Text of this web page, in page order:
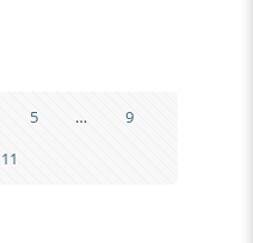
5 …
9
11